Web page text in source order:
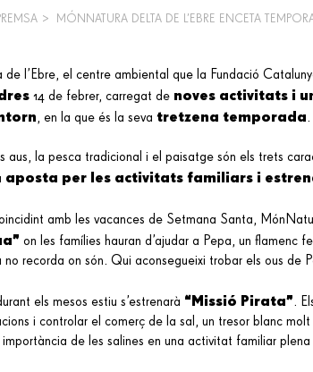
> MÓNNATURA DELTA DE L’EBRE ENCETA
l’Ebre, el centre ambiental que la Fundació
14 de febrer, carregat de noves activitats i
, en la que és la seva tretzena temporada.
aus, la pesca tradicional i el paisatge són els trets
aposta per les activitats familiars i
amb les vacances de Setmana Santa,
on les famílies hauran d’ajudar a Pepa, un flamenc
no recorda on són. Qui aconsegueixi trobar els ous de
els mesos estiu s’estrenarà “Missió Pirata”.
i controlar el comerç de la sal, un tresor blanc
de les salines en una activitat familiar plena